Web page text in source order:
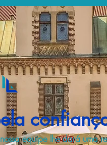
equipe lhe dará uma